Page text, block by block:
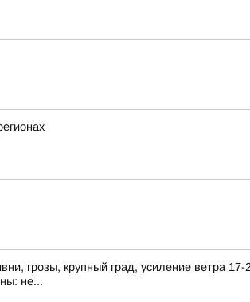
грозы, крупный град, усиление ветра
не...